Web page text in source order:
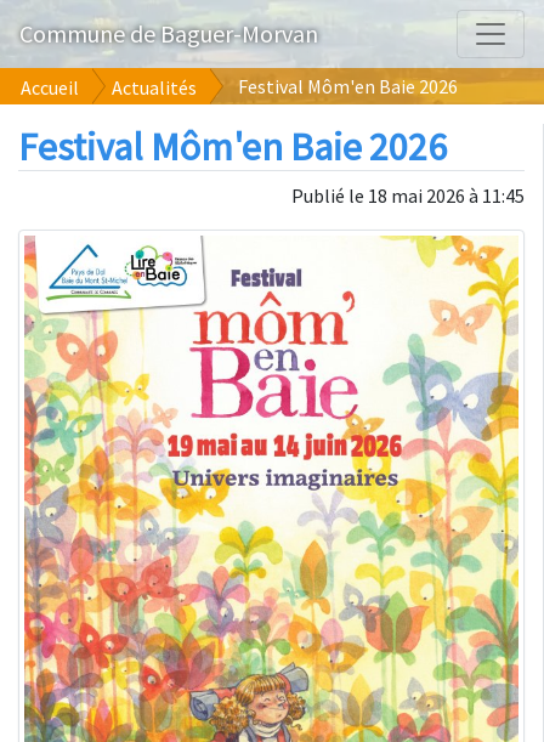
Commune de Baguer-Morvan
Accueil Actualités Festival Môm'en Baie 2026
Festival Môm'en Baie 2026
Publié le 18 mai 2026 à 11:45